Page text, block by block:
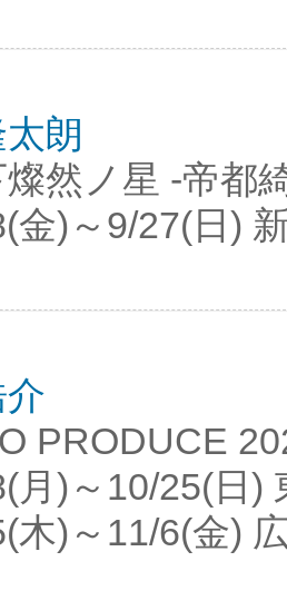
朗
燦然ノ星 -帝都
金)～9/27(日)
PRODUCE
月)～10/25(日)
木)～11/6(金)